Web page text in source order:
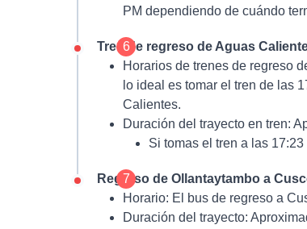
PM dependiendo de cuándo
6
Tren de regreso de Aguas
Horarios de trenes de regreso
lo ideal es tomar el tren de las
Calientes.
Duración del trayecto en tren:
Si tomas el tren a las
7
Regreso de Ollantaytambo a
Horario: El bus de regreso a
Duración del trayecto: